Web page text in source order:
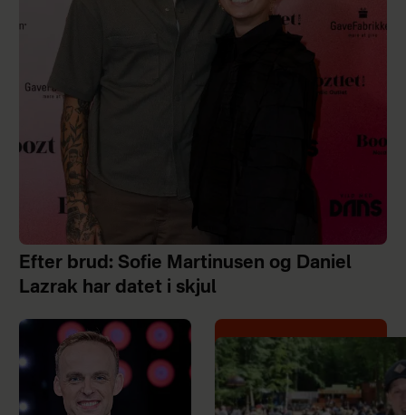
Efter brud: Sofie Martinusen og Daniel
Lazrak har datet i skjul